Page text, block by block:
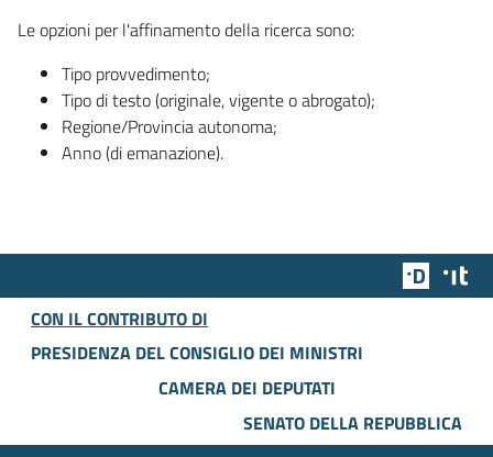
Le opzioni per l'affinamento della ricerca sono:
Tipo provvedimento;
Tipo di testo (originale, vigente o abrogato);
Regione/Provincia autonoma;
Anno (di emanazione).
Team
CON IL CONTRIBUTO DI
PRESIDENZA DEL CONSIGLIO DEI MINISTRI
CAMERA DEI DEPUTATI
SENATO DELLA REPUBBLICA